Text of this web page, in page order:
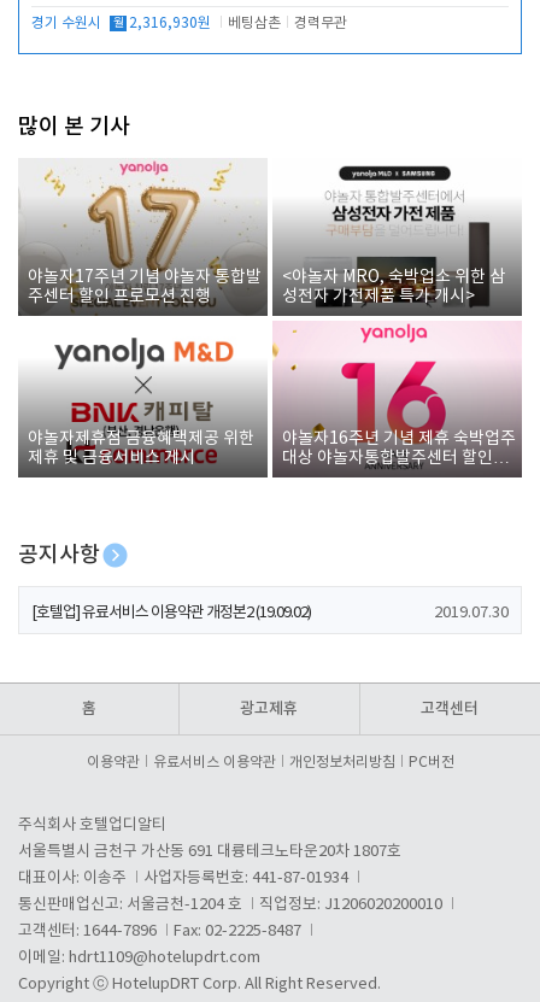
경기 수원시 월 2,316,930원 베팅삼촌 경력무관
많이 본 기사
야놀자17주년 기념 야놀자 통합발
주센터 할인 프로모션 진행
<야놀자 MRO, 숙박업소 위한 삼
성전자 가전제품 특가 개시>
야놀자제휴점 금융혜택제공 위한
제휴 및 금융서비스 게시
야놀자16주년 기념 제휴 숙박업주
대상 야놀자통합발주센터 할인쿠
폰 증정
공지사항
[호텔업] 개인정보 처리방침 개정본1 (19.09.02)
[호텔업] 유료서비스 이용약관 개정본2 (19.09.02) 2019.07.30
홈 광고제휴 고객센터
이용약관 유료서비스 이용약관 개인정보처리방침 PC버전
주식회사 호텔업디알티
서울특별시 금천구 가산동 691 대륭테크노타운20차 1807호
대표이사: 이송주
사업자등록번호: 441-87-01934
통신판매업신고: 서울금천-1204 호
직업정보: J1206020200010
고객센터: 1644-7896
Fax: 02-2225-8487
이메일: hdrt1109@hotelupdrt.com
Copyright ⓒ HotelupDRT Corp. All Right Reserved.